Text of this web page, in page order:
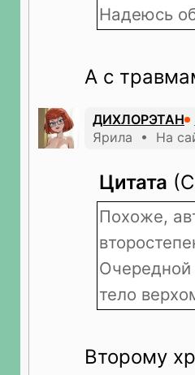
Надеюсь
А с
ДИХЛОРЭТАН
Ярила • На
Цитата
Похоже,
Очередной
тело
Второму